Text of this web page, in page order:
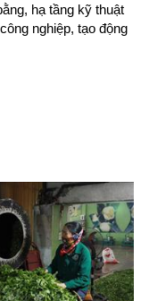
hạ tầng kỹ thuật
nghiệp, tạo động